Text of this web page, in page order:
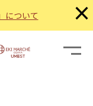
について ×